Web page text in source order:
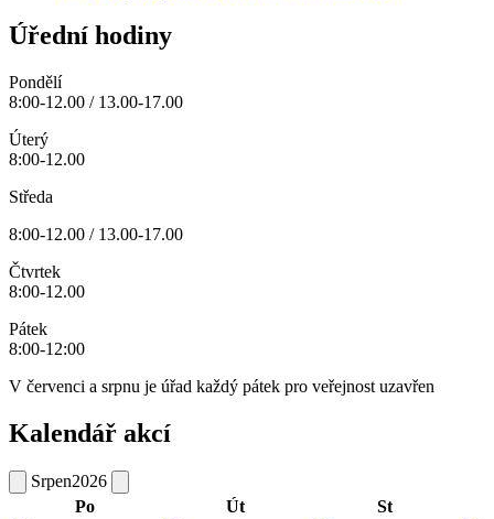
Úřední hodiny
Pondělí
8:00-12.00 / 13.00-17.00
Úterý
8:00-12.00
Středa
8:00-12.00 / 13.00-17.00
Čtvrtek
8:00-12.00
Pátek
8:00-12:00
V červenci a srpnu je úřad každý pátek pro veřejnost uzavřen
Kalendář akcí
Srpen2026
Po
Út
St